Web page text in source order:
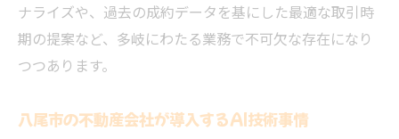
ナライズや、過去の成約データを基にした最適な取引時
期の提案など、多岐にわたる業務で不可欠な存在になり
つつあります。
八尾市の不動産会社が導入するAI技術事情